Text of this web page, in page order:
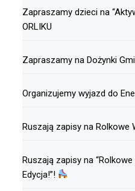
Zapraszamy dzieci na
ORLIKU
Zapraszamy na Dożynki
Organizujemy wyjazd do
Ruszają zapisy na Rolkowe
Ruszają zapisy na
Edycja!”!